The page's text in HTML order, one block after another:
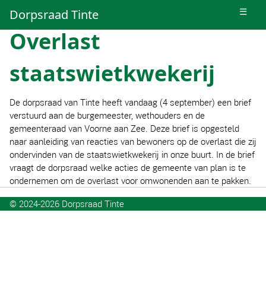
Dorpsraad Tinte ☰
Overlast
staatswietkwekerij
De dorpsraad van Tinte heeft vandaag (4 september) een brief
verstuurd aan de burgemeester, wethouders en de
gemeenteraad van Voorne aan Zee. Deze brief is opgesteld
naar aanleiding van reacties van bewoners op de overlast die zij
ondervinden van de staatswietkwekerij in onze buurt. In de brief
vraagt de dorpsraad welke acties de gemeente van plan is te
ondernemen om de overlast voor omwonenden aan te pakken.
© 2024-2026 Dorpsraad Tinte